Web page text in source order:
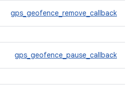
gps_geofence_remove_callback
gps_geofence_pause_callback